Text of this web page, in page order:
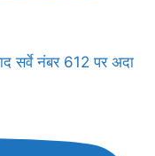
सर्वे नंबर 612 पर अदा